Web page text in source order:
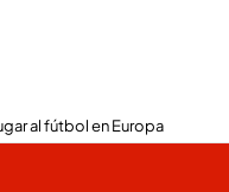
al fútbol en Europa